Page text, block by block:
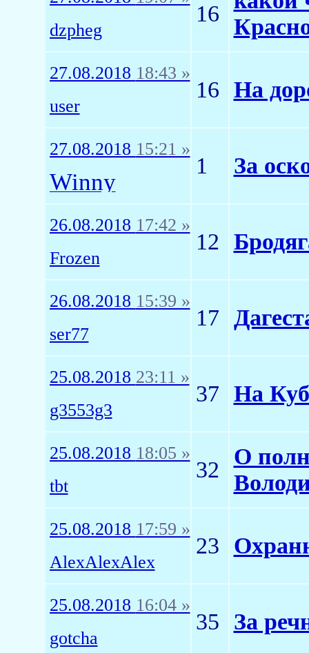
dzpheg
16
27.08.2018 18:43 »
user
16 На
27.08.2018 15:21 »
Winny
1 За
26.08.2018 17:42 »
Frozen
12
26.08.2018 15:39 »
ser77
17
25.08.2018 23:11 »
g3553g3
37 На
25.08.2018 18:05 »
tbt
32
О
25.08.2018 17:59 »
AlexAlexAlex
23
25.08.2018 16:04 »
gotcha
35 За